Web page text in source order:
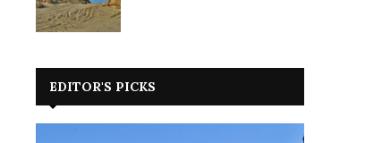
EDITOR'S PICKS